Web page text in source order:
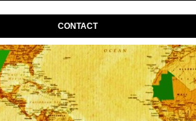
CONTACT